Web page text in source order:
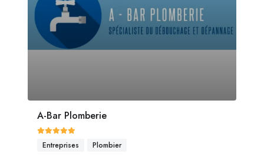
A-Bar Plomberie
Entreprises Plombier